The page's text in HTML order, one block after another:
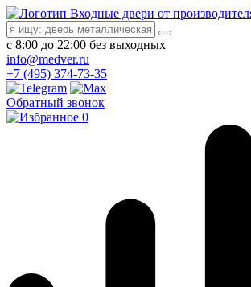
Входные двери от
с 8:00 до 22:00 без выходных
info@medver.ru
+7 (495) 374-73-35
Обратный звонок
0